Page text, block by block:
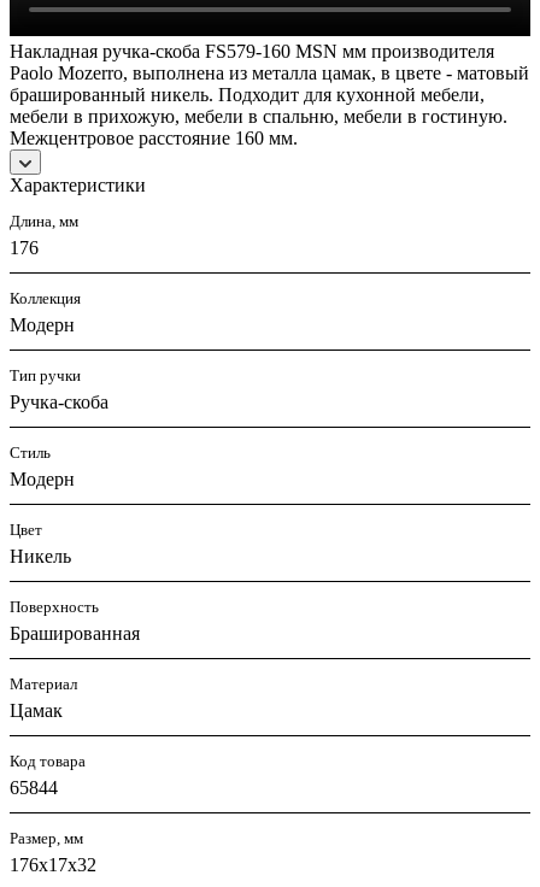
Накладная ручка-скоба FS579-160 MSN мм производителя
Paolo Mozerro, выполнена из металла цамак, в цвете - матовый
брашированный никель. Подходит для кухонной мебели,
мебели в прихожую, мебели в спальню, мебели в гостиную.
Межцентровое расстояние 160 мм.
Характеристики
Длина, мм
176
Коллекция
Модерн
Тип ручки
Ручка-скоба
Стиль
Модерн
Цвет
Никель
Поверхность
Брашированная
Материал
Цамак
Код товара
65844
Размер, мм
176х17х32